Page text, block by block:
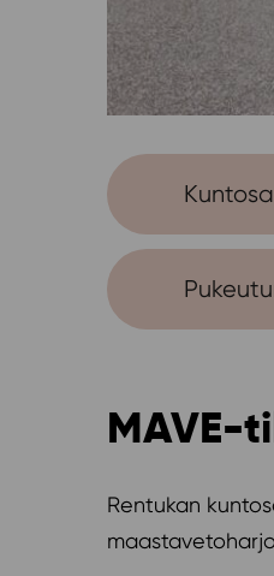
MAVE-
Rentukan